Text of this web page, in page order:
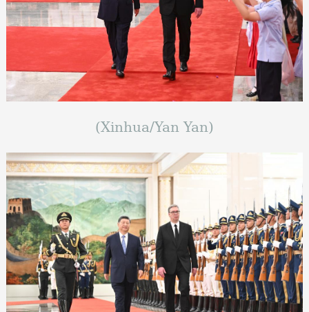
(Xinhua/Yan Yan)